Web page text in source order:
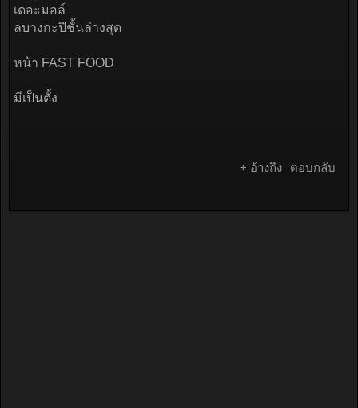
เดอะมอล์
ลบางกะปิชั้นล่างสุด
หน้า FAST FOOD
มีเป็นตั้ง
+ อ้างถึง ตอบกลับ